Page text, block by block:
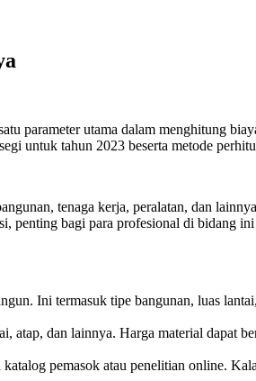
parameter utama dalam menghitung
untuk tahun 2023 beserta metode
tenaga kerja, peralatan, dan
penting bagi para profesional di bidang
Ini termasuk tipe bangunan, luas
atap, dan lainnya. Harga material dapat
pemasok atau penelitian online.